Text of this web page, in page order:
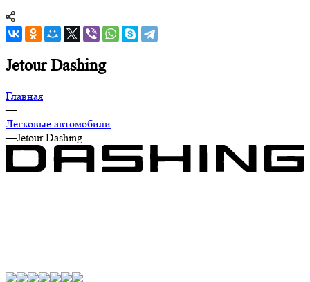
Jetour Dashing
Главная
—
Легковые автомобили
—Jetour Dashing